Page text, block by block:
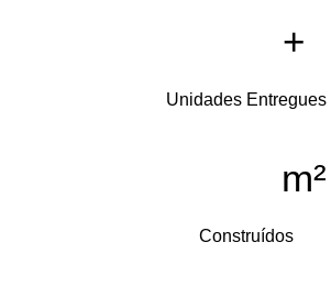
+
Unidades Entregues
m²
Construídos